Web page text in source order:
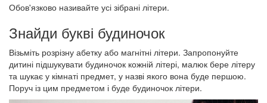
Обов'язково називайте усі зібрані літери.
Знайди букві будиночок
Візьміть розрізну абетку або магнітні літери. Запропонуйте
дитині підшукувати будиночок кожній літері, малюк бере літеру
та шукає у кімнаті предмет, у назві якого вона буде першою.
Поруч із цим предметом і буде будиночок літери.